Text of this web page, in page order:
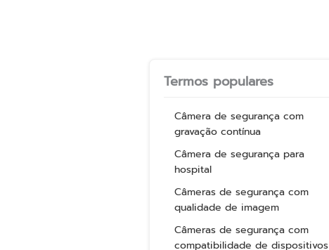
Termos populares
Câmera de segurança com
gravação contínua
Câmera de segurança para
hospital
Câmeras de segurança com
qualidade de imagem
Câmeras de segurança com
compatibilidade de dispositivos